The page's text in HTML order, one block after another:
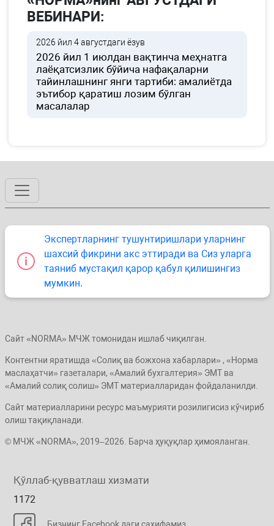
ВЕБИНАРИ:
2026 йил 4 августдаги ёзув
2026 йил 1 июлдан вақтинча меҳнатга
лаёқатсизлик бўйича нафақаларни
тайинлашнинг янги тартиби: амалиётда
эътибор қаратиш лозим бўлган
масалалар
Экспертларнинг тушунтиришлари уларнинг
шахсий фикрини акс эттиради ва Сиз уларга
таяниб мустақил қарор қабул қилишингиз
мумкин.
Сайт «NORMA» МЧЖ томонидан ишлаб чиқилган.
Контентни яратишда «Солиқ ва божхона хабарлари» , «Норма
маслаҳатчи» газеталари, «Амалий бухгалтерия» ЭМТ ва
«Амалий солиқ солиш» ЭМТ материалларидан фойдаланилди.
Сайт материалларини ресурс маъмурияти розилигисиз кўчириб
олиш тақиқланади.
© МЧЖ «NORMA», 2019–2026. Барча ҳуқуқлар ҳимояланган.
Қўллаб-қувватлаш хизмати
1172